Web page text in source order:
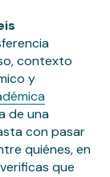
contexto
y
de una
con pasar
quiénes, en
que